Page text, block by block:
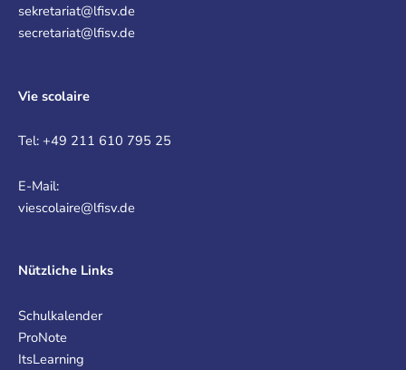
sekretariat@lfisv.de
secretariat@lfisv.de
Vie scolaire
Tel: +49 211 610 795 25
E-Mail:
viescolaire@lfisv.de
Nützliche Links
Schulkalender
ProNote
ItsLearning